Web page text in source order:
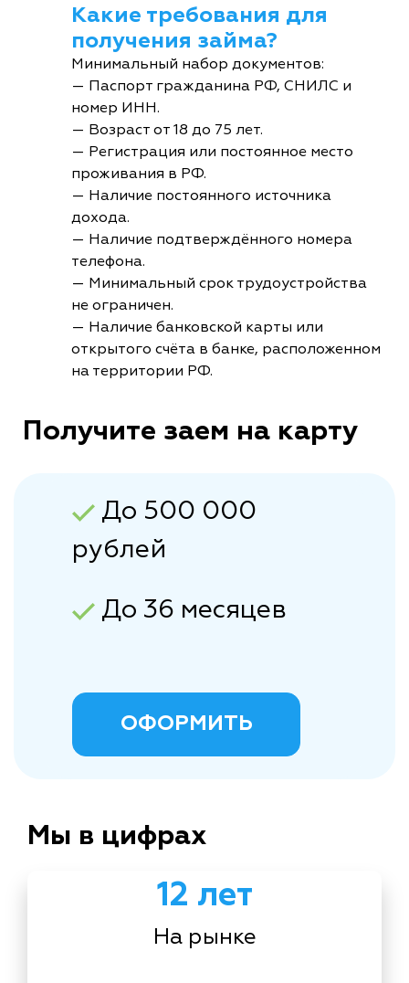
Какие требования для
получения займа?
Минимальный набор документов:
— Паспорт гражданина РФ, СНИЛС и
номер ИНН.
— Возраст от 18 до 75 лет.
— Регистрация или постоянное место
проживания в РФ.
— Наличие постоянного источника
дохода.
— Наличие подтверждённого номера
телефона.
— Минимальный срок трудоустройства
не ограничен.
— Наличие банковской карты или
открытого счёта в банке, расположенном
на территории РФ.
Получите заем на карту
До 500 000
рублей
До 36 месяцев
ОФОРМИТЬ
Мы в цифрах
12 лет
На рынке